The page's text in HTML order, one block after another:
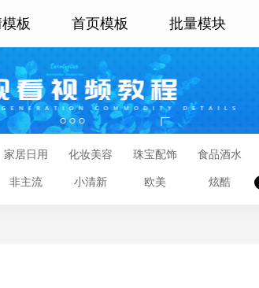
板 首页模板 批量模块
家居日用 化妆美容 珠宝配饰 食品酒水
非主流 小清新 欧美 炫酷